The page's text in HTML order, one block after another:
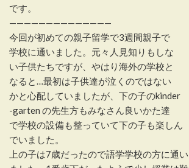
です。
——————————————
今回が初めての親子留学で3週間親子で
学校に通いました。元々人見知りもしな
い子供たちですが、やはり海外の学校と
なると…最初は子供達が泣くのではない
かと心配していましたが、下の子のkinder
-garten の先生方もみなさん良いかた達
で学校の設備も整っていて下の子も楽しん
でいました。
上の子は7歳だったので語学学校の方に通い